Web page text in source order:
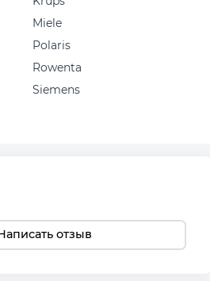
Miele
Polaris
Rowenta
Siemens
отзыв